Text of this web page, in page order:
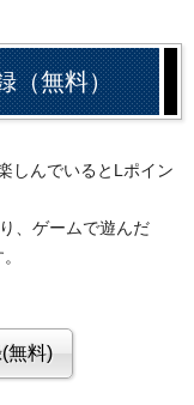
（無料）
しんでいるとLポイン
、ゲームで遊んだ